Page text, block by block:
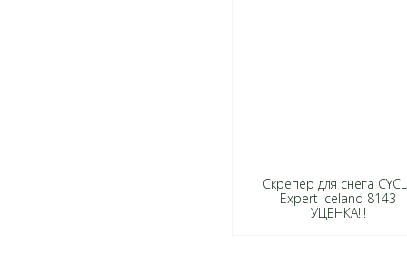
Скрепер для снега
Expert Iceland 8143
УЦЕНКА!!!